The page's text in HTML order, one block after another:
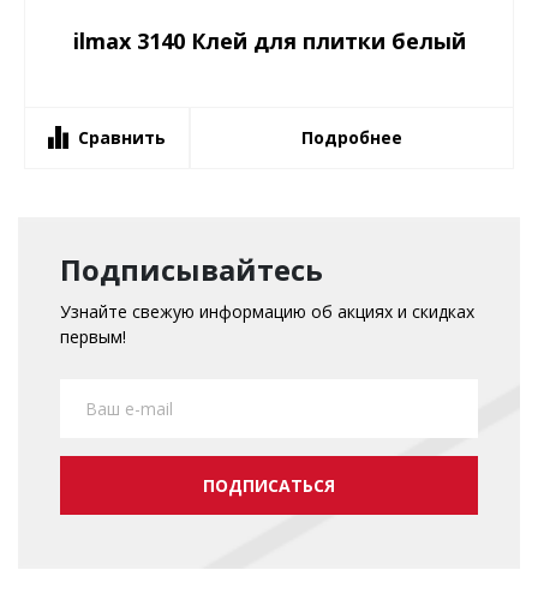
ilmax 3140 Клей для плитки белый
Сравнить Подробнее
Подписывайтесь
Узнайте свежую информацию об акциях и скидках
первым!
ПОДПИСАТЬСЯ